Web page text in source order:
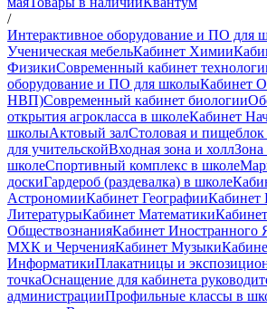
/
Интерактивное оборудование и ПО для
Ученическая мебельКабинет Химии
ФизикиСовременный кабинет
оборудование и ПО для школыКабинет
НВП)Современный кабинет биологии
открытия агрокласса в школеКабинет
школыАктовый залСтоловая и
для учительскойВходная зона и холлЗона
школеСпортивный комплекс в школе
доскиГардероб (раздевалка) в школе
АстрономииКабинет ГеографииКабинет
ЛитературыКабинет Математики
ОбществознанияКабинет Иностранного
МХК и ЧерченияКабинет Музыки
ИнформатикиПлакатницы и
точкаОснащение для кабинета
администрацииПрофильные классы в